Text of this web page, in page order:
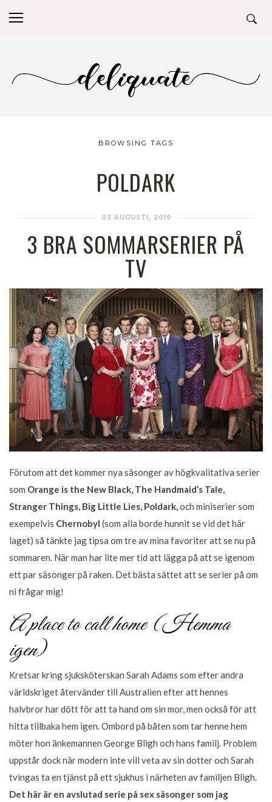
BROWSING TAGS
POLDARK
03 AUGUSTI, 2019
3 BRA SOMMARSERIER PÅ
TV
Förutom att det kommer nya säsonger av högkvalitativa serier
som Orange is the New Black, The Handmaid’s Tale,
Stranger Things, Big Little Lies, Poldark, och miniserier som
exempelvis Chernobyl (som alla borde hunnit se vid det här
laget) så tänkte jag tipsa om tre av mina favoriter att se nu på
sommaren. När man har lite mer tid att lägga på att se igenom
ett par säsonger på raken. Det bästa sättet att se serier på om
ni frågar mig!
A place to call home (Hemma
igen)
Kretsar kring sjuksköterskan Sarah Adams som efter andra
världskriget återvänder till Australien efter att hennes
halvbror har dött för att ta hand om sin mor, men också för att
hitta tillbaka hem igen. Ombord på båten som tar henne hem
möter hon änkemannen George Bligh och hans familj. Problem
uppstår dock när modern inte vill veta av sin dotter och Sarah
tvingas ta en tjänst på ett sjukhus i närheten av familjen Bligh.
Det här är en avslutad serie på sex säsonger som jag